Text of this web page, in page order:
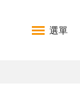
選單